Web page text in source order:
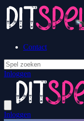
Contact
Inloggen
Inloggen